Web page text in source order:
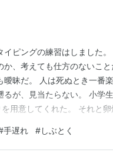
ピングの練習はしました。
、考えても仕方のないこ
昧だ。 人は死ぬとき一番
が、見当たらない。 小学
用意してくれた。 それと
頃に別居となり、長い別居
んな両…
手遅れ #しぶとく